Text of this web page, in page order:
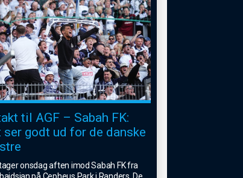
til AGF – Sabah FK:
ser godt ud for de danske
onsdag aften imod Sabah FK fra
på Cepheus Park i Randers. De